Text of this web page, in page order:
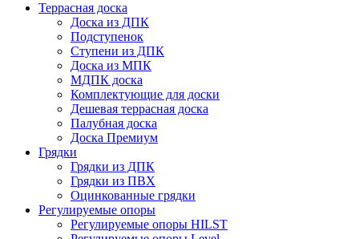
Террасная доска
Доска из ДПК
Подступенок
Ступени из ДПК
Доска из МПК
МДПК доска
Комплектующие для доски
Дешевая террасная доска
Палубная доска
Доска Премиум
Грядки
Грядки из ДПК
Грядки из ПВХ
Оцинкованные грядки
Регулируемые опоры
Регулируемые опоры HILST